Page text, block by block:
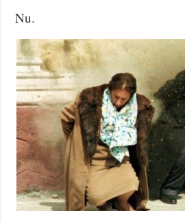
Nu.